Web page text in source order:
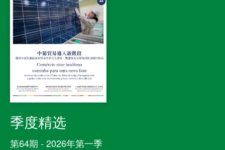
季度精选
第64期 - 2026年第一季